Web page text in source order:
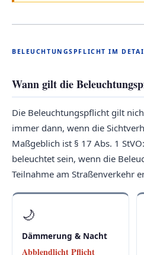
BELEUCHTUNGSPFLICHT IM
Wann gilt die
Die Beleuchtungspflicht gilt
immer dann, wenn die
Maßgeblich ist § 17 Abs. 1
beleuchtet sein, wenn die
Teilnahme am Straßenverkehr
🌙
Dämmerung & Nacht
Abblendlicht Pflicht